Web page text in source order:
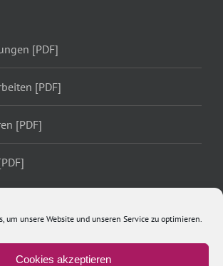
um unsere Website und unseren Service zu optimieren.
Cookies akzeptieren
[PDF]
[PDF]
[PDF]